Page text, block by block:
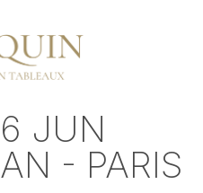
JUN
- PARIS